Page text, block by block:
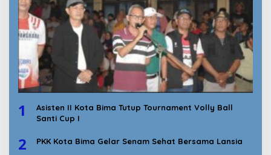
1
Asisten II Kota Bima Tutup Tournament Volly Ball
Santi Cup I
2 PKK Kota Bima Gelar Senam Sehat Bersama Lansia